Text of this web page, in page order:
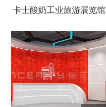
卡士酸奶工业旅游展览馆